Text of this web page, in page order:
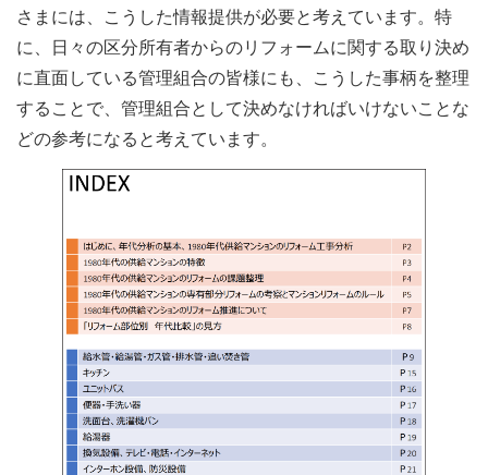
さまには、こうした情報提供が必要と考えています。特
に、日々の区分所有者からのリフォームに関する取り決め
に直面している管理組合の皆様にも、こうした事柄を整理
することで、管理組合として決めなければいけないことな
どの参考になると考えています。